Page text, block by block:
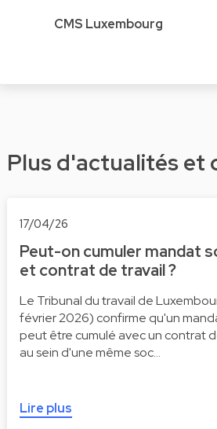
CMS Luxembourg
Plus d'actualités et
17/04/26
Peut-on cumuler mandat
et contrat de travail ?
Le Tribunal du travail de
février 2026) confirme qu'un
peut être cumulé avec un contrat
au sein d'une même soc…
Lire plus